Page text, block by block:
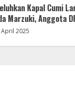
Kapal Cumi
Marzuki, Anggota
April 2025